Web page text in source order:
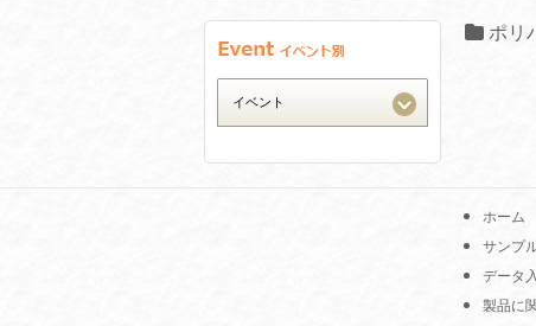
ポリ
ホーム
サンプ
データ
製品に